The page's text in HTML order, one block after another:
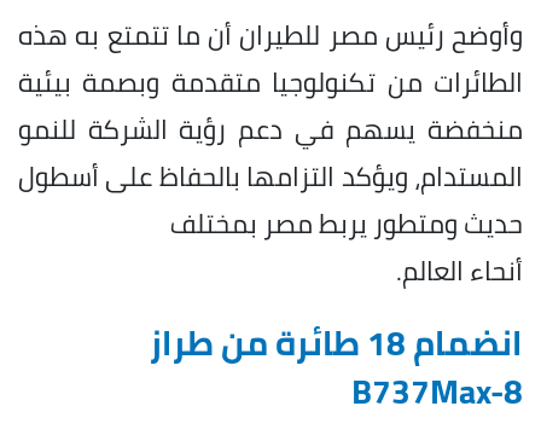
وأوضح رئيس مصر للطيران أن ما تتمتع به هذه
الطائرات من تكنولوجيا متقدمة وبصمة بيئية
منخفضة يسهم في دعم رؤية الشركة للنمو
المستدام، ويؤكد التزامها بالحفاظ على أسطول
حديث ومتطور يربط مصر بمختلف
أنحاء العالم.
انضمام 18 طائرة من طراز
B737Max-8